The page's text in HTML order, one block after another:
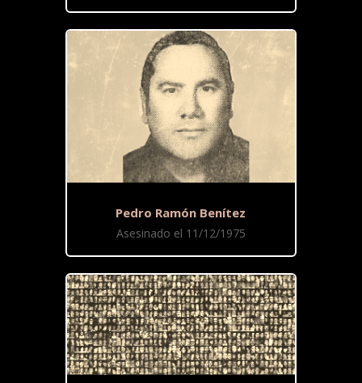
Pedro Ramón Benítez
Asesinado el 11/12/1975